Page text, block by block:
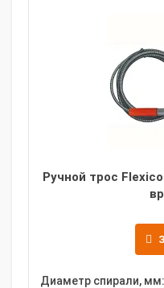
Ручной трос
Диаметр спирали, мм: